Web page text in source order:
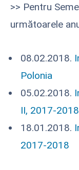
>> Pentru
următoarele
08.02.2018.
Polonia
05.02.2018.
II, 2017-2018
18.01.2018.
2017-2018